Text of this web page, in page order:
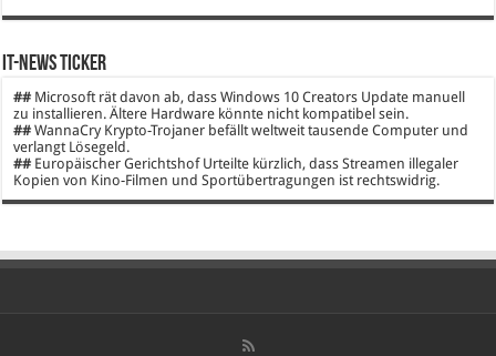
IT-News Ticker
## Microsoft rät davon ab, dass Windows 10 Creators Update manuell
zu installieren. Ältere Hardware könnte nicht kompatibel sein.
## WannaCry Krypto-Trojaner befällt weltweit tausende Computer und
verlangt Lösegeld.
## Europäischer Gerichtshof Urteilte kürzlich, dass Streamen illegaler
Kopien von Kino-Filmen und Sportübertragungen ist rechtswidrig.